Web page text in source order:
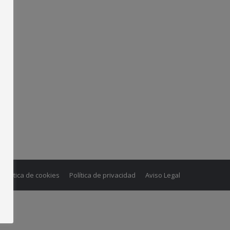
Política de cookies Política de privacidad Aviso Legal